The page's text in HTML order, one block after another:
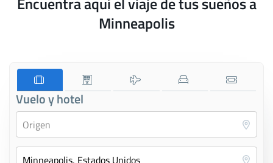
Minneapolis
Vuelo y hotel